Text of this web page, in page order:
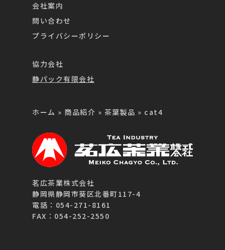
会社案内
問い合わせ
プライバシーポリシー
協力会社
静パック有限会社
ホーム » 商品紹介 » 茶葉製品 » cat4
茗広茶業株式会社
静岡県静岡市葵区北番町117-4
電話：054-271-8161
FAX：054-252-2550